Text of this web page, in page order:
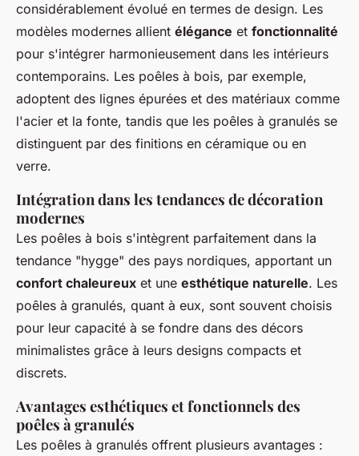
considérablement évolué en termes de design. Les
modèles modernes allient élégance et fonctionnalité
pour s'intégrer harmonieusement dans les intérieurs
contemporains. Les poêles à bois, par exemple,
adoptent des lignes épurées et des matériaux comme
l'acier et la fonte, tandis que les poêles à granulés se
distinguent par des finitions en céramique ou en
verre.
Intégration dans les tendances de décoration
modernes
Les poêles à bois s'intègrent parfaitement dans la
tendance "hygge" des pays nordiques, apportant un
confort chaleureux et une esthétique naturelle. Les
poêles à granulés, quant à eux, sont souvent choisis
pour leur capacité à se fondre dans des décors
minimalistes grâce à leurs designs compacts et
discrets.
Avantages esthétiques et fonctionnels des
poêles à granulés
Les poêles à granulés offrent plusieurs avantages :